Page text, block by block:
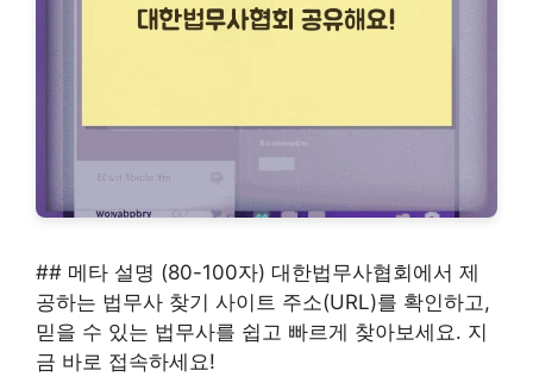
## 메타 설명 (80-100자) 대한법무사협회에서 제
공하는 법무사 찾기 사이트 주소(URL)를 확인하고,
믿을 수 있는 법무사를 쉽고 빠르게 찾아보세요. 지
금 바로 접속하세요!